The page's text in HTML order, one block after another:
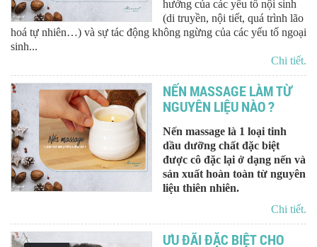
hưởng của các yếu tố nội sinh
(di truyền, nội tiết, quá trình lão
hoá tự nhiên…) và sự tác động không ngừng của các yếu tố ngoại
sinh...
Chi tiết.
NẾN MASSAGE LÀM TỪ
NGUYÊN LIỆU NÀO ?
Nến massage là 1 loại tinh
dầu dưỡng chất đặc biệt
được cô đặc lại ở dạng nến và
sản xuất hoàn toàn từ nguyên
liệu thiên nhiên.
Chi tiết.
ƯU ĐÃI ĐẶC BIỆT CHO